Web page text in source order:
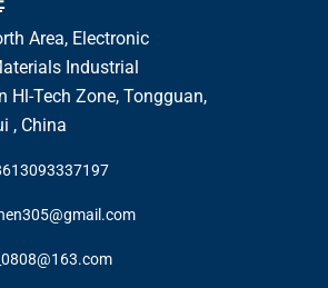
Area, Electronic
Industrial
Hl-Tech Zone, Tongguan,
, China